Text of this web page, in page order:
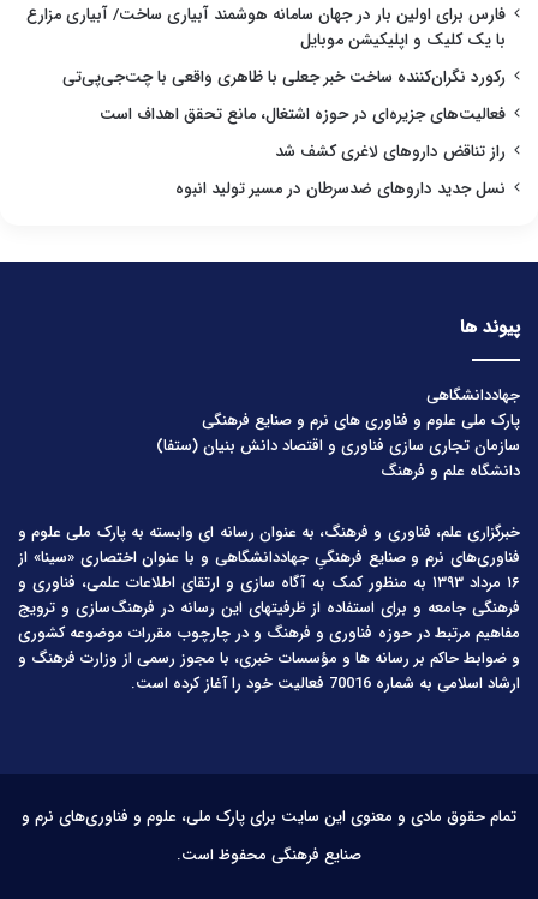
فارس برای اولین بار در جهان سامانه هوشمند آبیاری ساخت/ آبیاری مزارع
با یک کلیک و اپلیکیشن موبایل
رکورد نگران‌کننده ساخت خبر جعلی با ظاهری واقعی با چت‌جی‌پی‌تی
فعالیت‌های جزیره‌ای در حوزه اشتغال، مانع تحقق اهداف است
راز تناقض داروهای لاغری کشف شد
نسل جدید داروهای ضدسرطان در مسیر تولید انبوه
پیوند ها
جهاددانشگاهی
پارک ملی علوم و فناوری های نرم و صنایع فرهنگی
سازمان تجاری سازی فناوری و اقتصاد دانش بنیان (ستفا)
دانشگاه علم و فرهنگ
خبرگزاری علم، فناوری و فرهنگ، به عنوان رسانه ای وابسته به پارک ملی علوم و
فناوری‌های نرم و صنایع فرهنگیِ جهاددانشگاهی و با عنوان اختصاری «سینا» از
۱۶ مرداد ۱۳۹۳ به منظور کمک به آگاه سازی و ارتقای اطلاعات علمی، فناوری و
فرهنگی جامعه و برای استفاده از ظرفیتهای این رسانه در فرهنگ‌سازی و ترویج
مفاهیم مرتبط در حوزه فناوری و فرهنگ و در چارچوب مقررات موضوعه کشوری
و ضوابط حاکم بر رسانه ها و مؤسسات خبری، با مجوز رسمی از وزارت فرهنگ و
ارشاد اسلامی به شماره 70016 فعالیت خود را آغاز کرده است.
تمام حقوق مادی و معنوی این سایت برای پارک ملی، علوم و فناوری‌های نرم و
صنایع فرهنگی محفوظ است.